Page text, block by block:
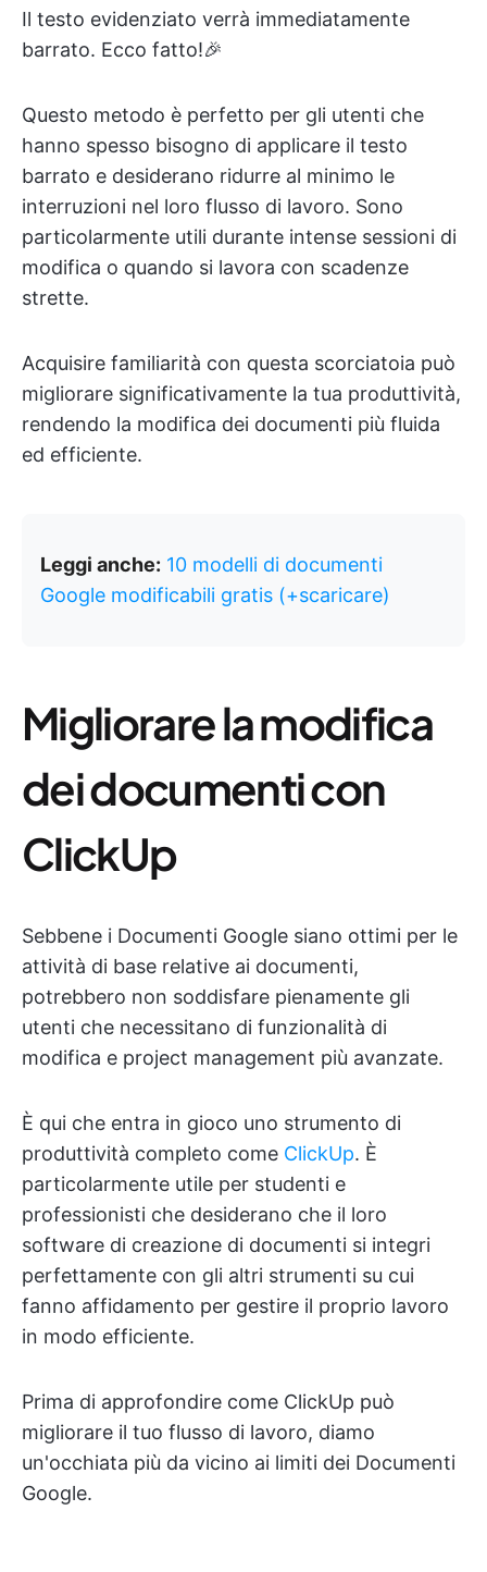
Il testo evidenziato verrà immediatamente
barrato. Ecco fatto!🎉
Questo metodo è perfetto per gli utenti che
hanno spesso bisogno di applicare il testo
barrato e desiderano ridurre al minimo le
interruzioni nel loro flusso di lavoro. Sono
particolarmente utili durante intense sessioni di
modifica o quando si lavora con scadenze
strette.
Acquisire familiarità con questa scorciatoia può
migliorare significativamente la tua produttività,
rendendo la modifica dei documenti più fluida
ed efficiente.
Leggi anche: 10 modelli di documenti
Google modificabili gratis (+scaricare)
Migliorare la modifica
dei documenti con
ClickUp
Sebbene i Documenti Google siano ottimi per le
attività di base relative ai documenti,
potrebbero non soddisfare pienamente gli
utenti che necessitano di funzionalità di
modifica e project management più avanzate.
È qui che entra in gioco uno strumento di
produttività completo come ClickUp. È
particolarmente utile per studenti e
professionisti che desiderano che il loro
software di creazione di documenti si integri
perfettamente con gli altri strumenti su cui
fanno affidamento per gestire il proprio lavoro
in modo efficiente.
Prima di approfondire come ClickUp può
migliorare il tuo flusso di lavoro, diamo
un'occhiata più da vicino ai limiti dei Documenti
Google.